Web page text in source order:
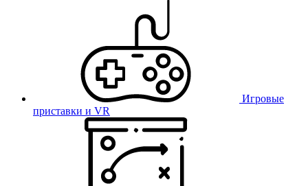
Игровые
приставки и VR